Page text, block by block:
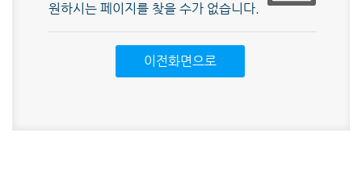
원하시는 페이지를 찾을 수가 없습니다.